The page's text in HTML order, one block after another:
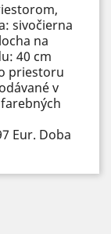
sivočierna
na
40 cm
priestoru
v
Eur. Doba